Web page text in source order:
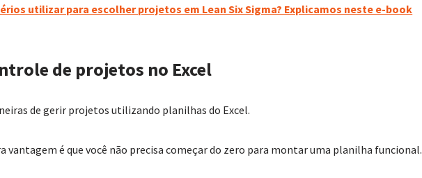
utilizar para escolher projetos em Lean Six Sigma? Explicamos neste e-book
de projetos no Excel
de gerir projetos utilizando planilhas do Excel.
vantagem é que você não precisa começar do zero para montar uma planilha funcional.